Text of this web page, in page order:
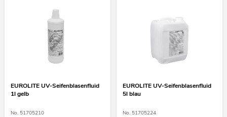
EUROLITE UV-Seifenblasenfluid
1l gelb
No. 51705210
EUROLITE UV-Seifenblasenfluid
5l blau
No. 51705224